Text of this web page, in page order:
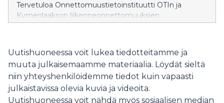
Tervetuloa Onnettomuustietoinstituutti OTIn ja
Kymenlaakson liikenneonnettomuuksien
tutkijalautakunnan mediatilaisuuteen tiistaina 26.5.2026
Kauppamiehenkatu 4, Kouvola. (Huom. osoite korjattu,
ilmoitettu aiemmin virheellisesti Valimotien
virastotalo).
Uutishuoneessa voit lukea tiedotteitamme ja
muuta julkaisemaamme materiaalia. Löydät sieltä
niin yhteyshenkilöidemme tiedot kuin vapaasti
julkaistavissa olevia kuvia ja videoita.
Uutishuoneessa voit nähdä myös sosiaalisen median